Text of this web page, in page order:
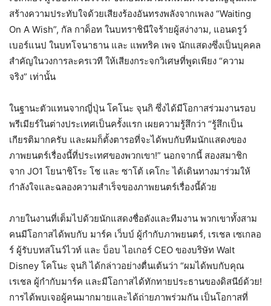
สร้างความประทับใจด้วยเสียงร้องอันทรงพลังจากเพลง “Waiting
On A Wish”, กัล กาด็อท ในบทราชินีใจร้ายผู้สง่างาม, แอนดรูว์
เบอร์แนป ในบทโจนาธาน และ แพทริค เพจ นักแสดงซึ่งเป็นบุคคล
สำคัญในวงการละครเวที ให้เสียงกระจกวิเศษที่พูดเพียง “ความ
จริง” เท่านั้น
ในฐานะตัวแทนจากญี่ปุ่น โคโนะ จุนกิ ซึ่งได้มีโอกาสร่วมงานรอบ
พรีเมียร์ในต่างประเทศเป็นครั้งแรก เผยความรู้สึกว่า “รู้สึกเป็น
เกียรติมากครับ และผมก็ตั้งตารอที่จะได้พบกับทีมนักแสดงของ
ภาพยนตร์เรื่องนี้ที่ประเทศของพวกเขา!” นอกจากนี้ สองสมาชิก
จาก JO1 โยนาชิโระ โช และ ซาโต้ เคโกะ ได้เดินทางมาร่วมให้
กำลังใจและฉลองความสำเร็จของภาพยนตร์เรื่องนี้ด้วย
ภายในงานที่เต็มไปด้วยนักแสดงชื่อดังและทีมงาน พวกเขาทั้งสาม
คนมีโอกาสได้พบกับ มาร์ค เว็บบ์ ผู้กำกับภาพยนตร์, เรเชล เซเกลอ
ร์ ผู้รับบทสโนว์ไวท์ และ บ็อบ ไอเกอร์ CEO ของบริษัท Walt
Disney โคโนะ จุนกิ ได้กล่าวอย่างตื่นเต้นว่า “ผมได้พบกับคุณ
เรเชล ผู้กำกับมาร์ค และมีโอกาสได้ทักทายประธานของดิสนีย์ด้วย!
การได้พบเจอผู้คนมากมายและได้ถ่ายภาพร่วมกัน เป็นโอกาสที่